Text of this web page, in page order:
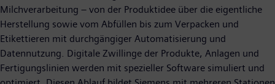
Milchverarbeitung – von der Produktidee über die eigentliche
Herstellung sowie vom Abfüllen bis zum Verpacken und
Etikettieren mit durchgängiger Automatisierung und
Datennutzung. Digitale Zwillinge der Produkte, Anlagen und
Fertigungslinien werden mit spezieller Software simuliert und